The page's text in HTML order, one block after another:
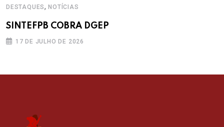
DESTAQUES,NOTÍCIAS
SINTEFPB COBRA DGEP
17 DE JULHO DE 2026